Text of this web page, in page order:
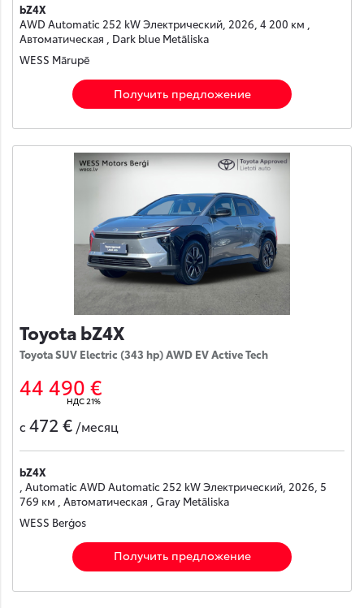
bZ4X
AWD Automatic 252 kW Электрический, 2026, 4 200 км ,
Автоматическая , Dark blue Metāliska
WESS Mārupē
Получить предложение
Toyota bZ4X
Toyota SUV Electric (343 hp) AWD EV Active Tech
44 490 €
НДС 21%
с 472 € /месяц
bZ4X
, Automatic AWD Automatic 252 kW Электрический, 2026, 5
769 км , Автоматическая , Gray Metāliska
WESS Berģos
Получить предложение